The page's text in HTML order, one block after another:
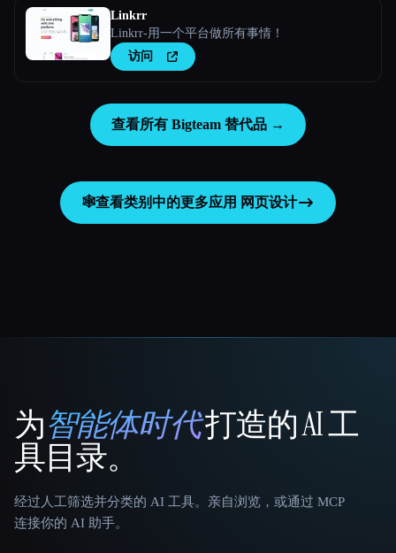
Linkrr
Linkrr-用一个平台做所有事情！
访问
查看所有 Bigteam 替代品 →
🕸查看类别中的更多应用 网页设计
That AI Collection
为智能体时代打造的 AI 工
具目录。
经过人工筛选并分类的 AI 工具。亲自浏览，或通过 MCP
连接你的 AI 助手。